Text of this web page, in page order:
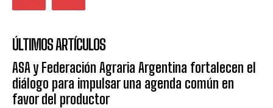
ÚLTIMOS ARTÍCULOS
ASA y Federación Agraria Argentina fortalecen el
diálogo para impulsar una agenda común en
favor del productor